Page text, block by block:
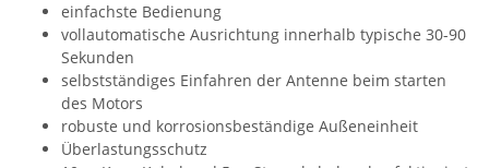
einfachste Bedienung
vollautomatische Ausrichtung innerhalb typische 30-90
Sekunden
selbstständiges Einfahren der Antenne beim starten
des Motors
robuste und korrosionsbeständige Außeneinheit
Überlastungsschutz